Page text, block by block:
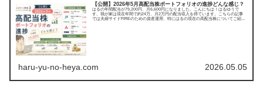
【公開】2026年5月高配当株ポートフォリオの進捗どんな感じ？
はるの年間配当が79,200円、月6,600円になりました。こんにちは！はるゆうで
す。我が家は現在年間で約24万、月2万円の配当収入を得ています。こちらの記事
では夫婦サイドFIREのための資産運用、特にはるの現在の高配当株についてご紹介
haru-yu-no-heya.com 2026.05.05